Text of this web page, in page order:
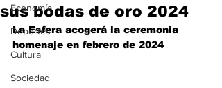
Economía
Deportes
Cultura
Sociedad
sus bodas de oro 2024
La Esfera acogerá la ceremonia
homenaje en febrero de 2024